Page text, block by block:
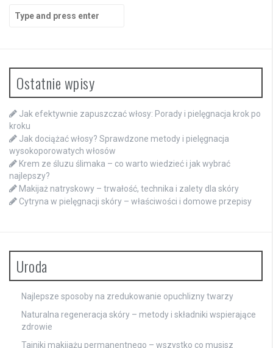
for:
Ostatnie wpisy
Jak efektywnie zapuszczać włosy: Porady i pielęgnacja krok po
kroku
Jak dociążać włosy? Sprawdzone metody i pielęgnacja
wysokoporowatych włosów
Krem ze śluzu ślimaka – co warto wiedzieć i jak wybrać
najlepszy?
Makijaż natryskowy – trwałość, technika i zalety dla skóry
Cytryna w pielęgnacji skóry – właściwości i domowe przepisy
Uroda
Najlepsze sposoby na zredukowanie opuchlizny twarzy
Naturalna regeneracja skóry – metody i składniki wspierające
zdrowie
Tajniki makijażu permanentnego – wszystko co musisz